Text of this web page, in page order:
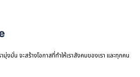
มุ่งมั่น จะสร้างโอกาสที่ทำให้เราสังคมของเรา และทุกคน